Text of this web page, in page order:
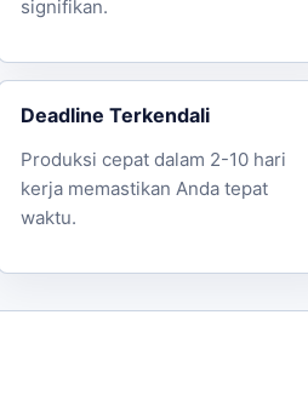
signifikan.
Deadline Terkendali
Produksi cepat dalam 2-10 hari
kerja memastikan Anda tepat
waktu.